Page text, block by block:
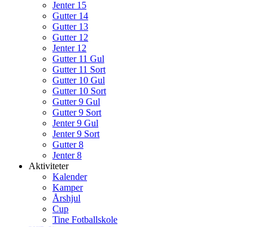
Jenter 15
Gutter 14
Gutter 13
Gutter 12
Jenter 12
Gutter 11 Gul
Gutter 11 Sort
Gutter 10 Gul
Gutter 10 Sort
Gutter 9 Gul
Gutter 9 Sort
Jenter 9 Gul
Jenter 9 Sort
Gutter 8
Jenter 8
Aktiviteter
Kalender
Kamper
Årshjul
Cup
Tine Fotballskole